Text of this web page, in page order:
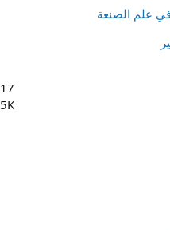
علم الصنعة
17
5K